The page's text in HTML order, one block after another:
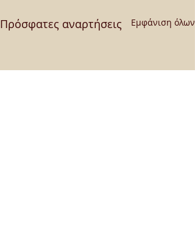
Πρόσφατες αναρτήσεις Εμφάνιση όλων